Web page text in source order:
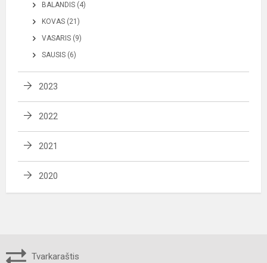
BALANDIS (4)
KOVAS (21)
VASARIS (9)
SAUSIS (6)
2023
2022
2021
2020
Tvarkaraštis